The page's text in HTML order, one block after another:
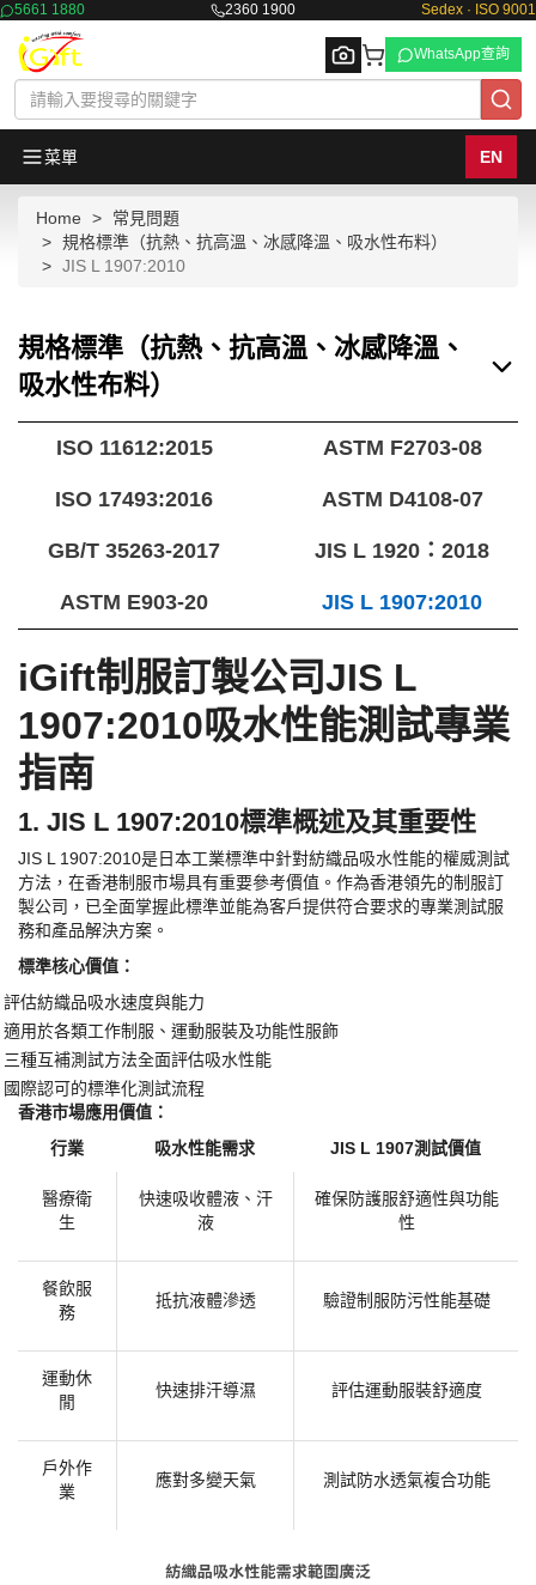
5661 1880 2360 1900 Sedex · ISO 9001
WhatsApp查詢
菜單 EN
Home
常見問題
規格標準（抗熱、抗高溫、冰感降溫、吸水性布料）
JIS L 1907:2010
規格標準（抗熱、抗高溫、冰感降溫、
吸水性布料）
ISO 11612:2015 ASTM F2703-08
ISO 17493:2016 ASTM D4108-07
GB/T 35263-2017 JIS L 1920：2018
ASTM E903-20 JIS L 1907:2010
iGift制服訂製公司JIS L
1907:2010吸水性能測試專業
指南
1. JIS L 1907:2010標準概述及其重要性
JIS L 1907:2010是日本工業標準中針對紡織品吸水性能的權威測試
方法，在香港制服市場具有重要參考價值。作為香港領先的制服訂
製公司，已全面掌握此標準並能為客戶提供符合要求的專業測試服
務和產品解決方案。
​標準核心價值：​
評估紡織品吸水速度與能力
適用於各類工作制服、運動服裝及功能性服飾
三種互補測試方法全面評估吸水性能
國際認可的標準化測試流程
​香港市場應用價值：​
行業
吸水性能需求 JIS L 1907測試價值
醫療衛
生
快速吸收體液、汗
液
確保防護服舒適性與功能
性
餐飲服
務
抵抗液體滲透 驗證制服防污性能基礎
運動休
閒
快速排汗導濕 評估運動服裝舒適度
戶外作
業
應對多變天氣 測試防水透氣複合功能